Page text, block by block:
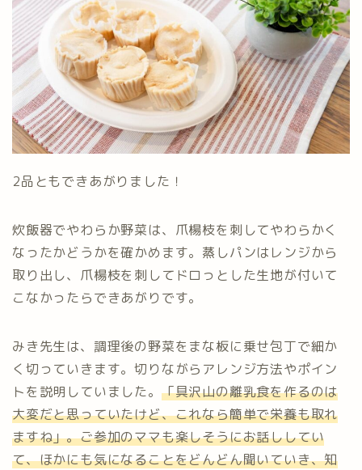
2品ともできあがりました！
炊飯器でやわらか野菜は、爪楊枝を刺してやわらかく
なったかどうかを確かめます。蒸しパンはレンジから
取り出し、爪楊枝を刺してドロっとした生地が付いて
こなかったらできあがりです。
みき先生は、調理後の野菜をまな板に乗せ包丁で細か
く切っていきます。切りながらアレンジ方法やポイン
トを説明していました。 「具沢山の離乳食を作るのは
大変だと思っていたけど、これなら簡単で栄養も取れ
ますね」。ご参加のママも楽しそうにお話ししてい
て、ほかにも気になることをどんどん聞いていき、知